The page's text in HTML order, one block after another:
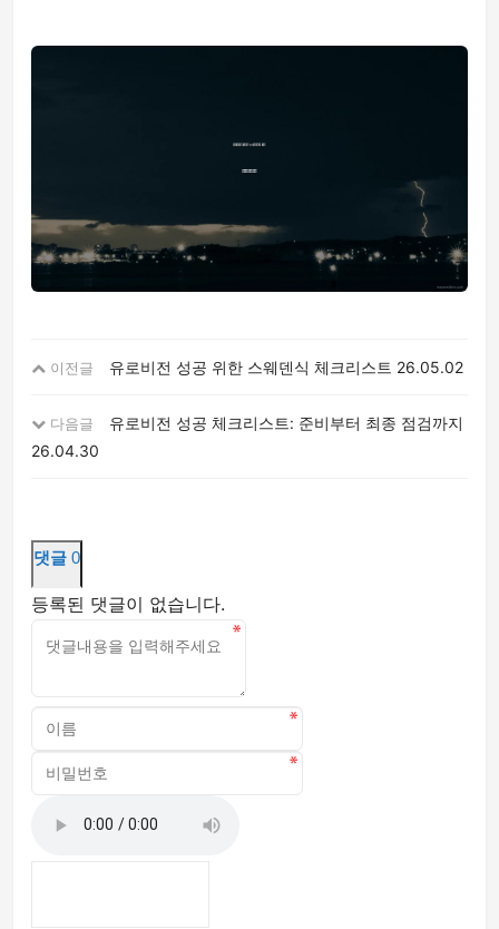
이전글 유로비전 성공 위한 스웨덴식 체크리스트 26.05.02
다음글
유로비전 성공 체크리스트: 준비부터 최종 점검까지
26.04.30
댓글 0
등록된 댓글이 없습니다.